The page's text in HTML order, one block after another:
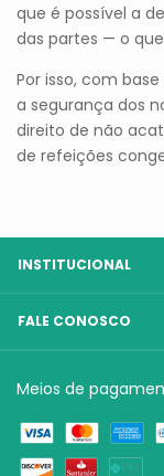
que é possível a
das partes — o
Por isso, com
a segurança dos
direito de não
de refeições
INSTITUCIONAL
FALE CONOSCO
Meios de